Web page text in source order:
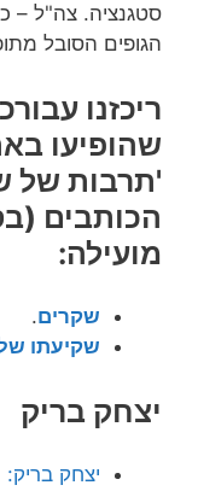
סטגנציה. צה"ל –
הגופים הסובל
ריכזנו
שהופיעו
'תרבות של
הכותבים
מועילה:
שקרים.
שקיעתו
יצחק בריק
יצחק בריק: